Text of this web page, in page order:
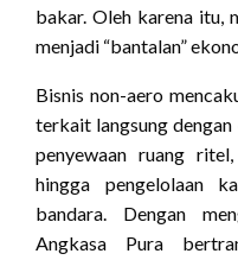
bakar. Oleh karena itu,
menjadi “bantalan”
Bisnis non-aero
terkait langsung
penyewaan ruang
hingga pengelolaan
bandara. Dengan
Angkasa Pura